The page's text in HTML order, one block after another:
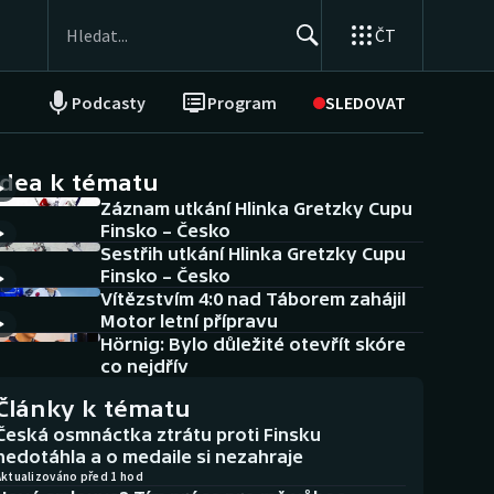
ČT
Podcasty Program SLEDOVAT
NEPŘEHLÉDNĚTE
Historické návraty
Aplikace ČT sport
AZ kvíz
k tématu
Záznam utkání Hlinka Gretzky Cupu
Finsko – Česko
Sestřih utkání Hlinka Gretzky Cupu
Finsko – Česko
Vítězstvím 4:0 nad Táborem zahájil
Motor letní přípravu
Hörnig: Bylo důležité otevřít skóre
co nejdřív
k tématu
osmnáctka ztrátu proti Finsku
a o medaile si nezahraje
před 1 hod